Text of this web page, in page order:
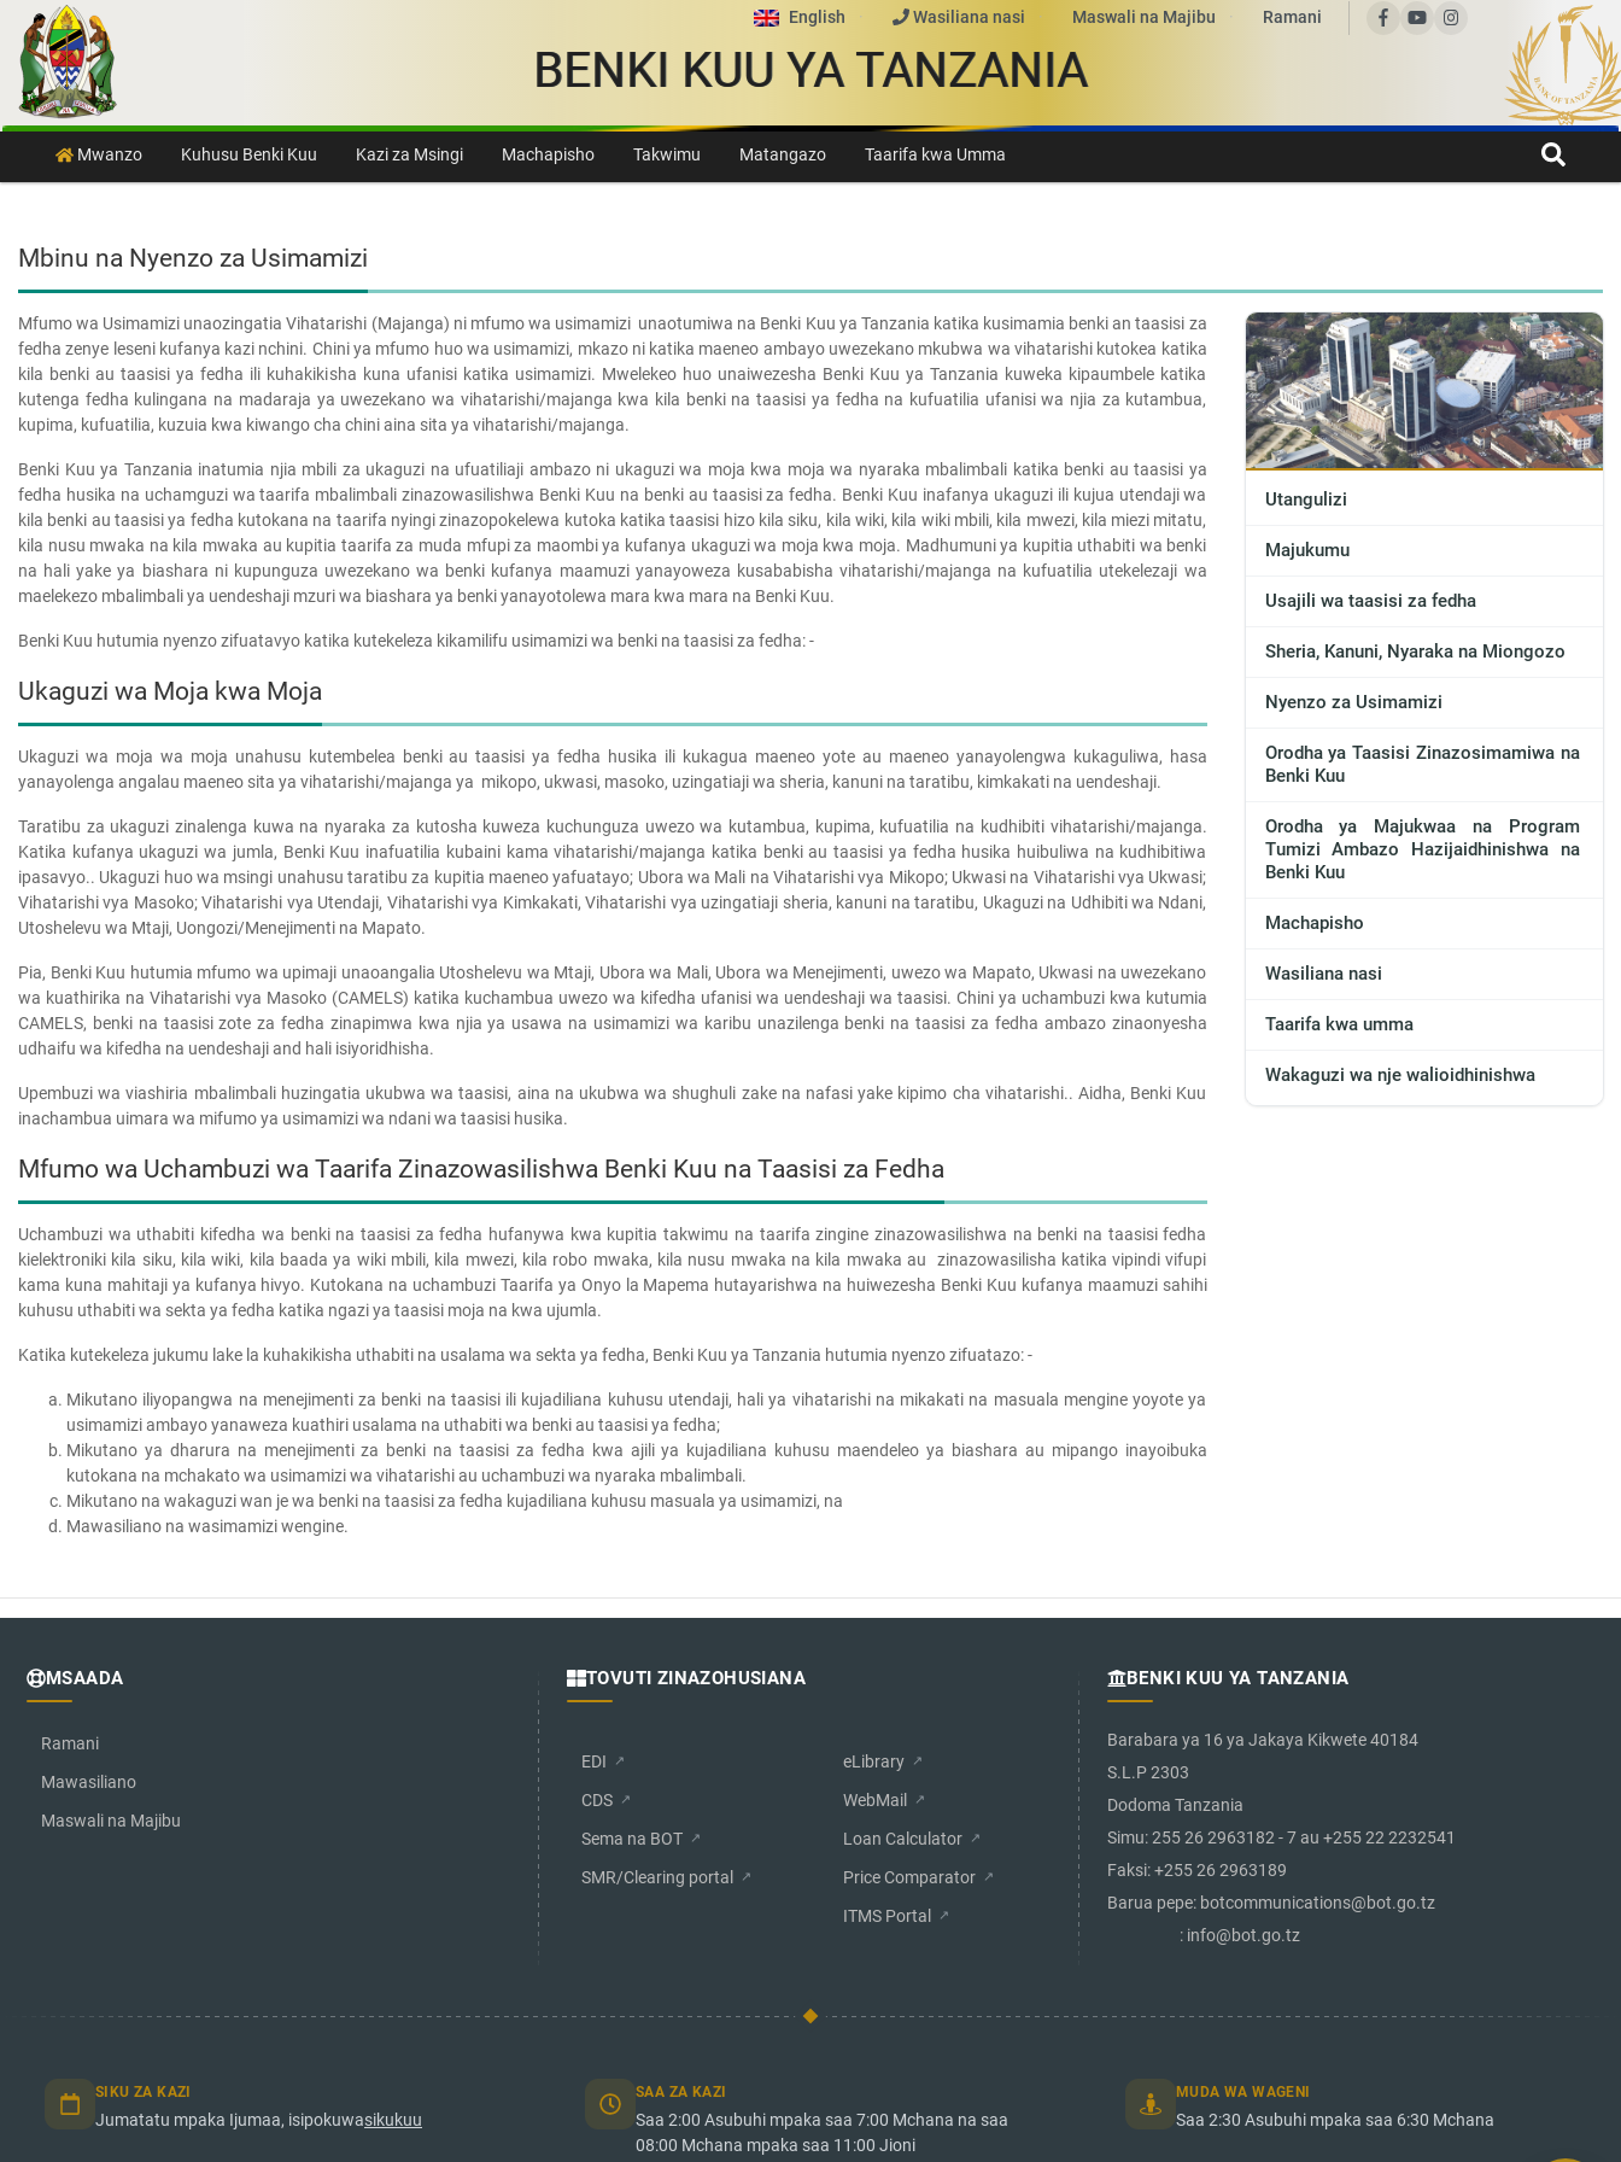
Skip to content English Wasiliana nasi Maswali na Majibu Ramani
BENKI KUU YA TANZANIA
Mwanzo Kuhusu Benki Kuu Kazi za Msingi Machapisho Takwimu Matangazo Taarifa kwa Umma
Mbinu na Nyenzo za Usimamizi
Mfumo wa Usimamizi unaozingatia Vihatarishi (Majanga) ni mfumo wa usimamizi unaotumiwa na Benki Kuu ya Tanzania katika kusimamia benki an taasisi za
fedha zenye leseni kufanya kazi nchini. Chini ya mfumo huo wa usimamizi, mkazo ni katika maeneo ambayo uwezekano mkubwa wa vihatarishi kutokea katika
kila benki au taasisi ya fedha ili kuhakikisha kuna ufanisi katika usimamizi. Mwelekeo huo unaiwezesha Benki Kuu ya Tanzania kuweka kipaumbele katika
kutenga fedha kulingana na madaraja ya uwezekano wa vihatarishi/majanga kwa kila benki na taasisi ya fedha na kufuatilia ufanisi wa njia za kutambua,
kupima, kufuatilia, kuzuia kwa kiwango cha chini aina sita ya vihatarishi/majanga.
Benki Kuu ya Tanzania inatumia njia mbili za ukaguzi na ufuatiliaji ambazo ni ukaguzi wa moja kwa moja wa nyaraka mbalimbali katika benki au taasisi ya
fedha husika na uchamguzi wa taarifa mbalimbali zinazowasilishwa Benki Kuu na benki au taasisi za fedha. Benki Kuu inafanya ukaguzi ili kujua utendaji wa
kila benki au taasisi ya fedha kutokana na taarifa nyingi zinazopokelewa kutoka katika taasisi hizo kila siku, kila wiki, kila wiki mbili, kila mwezi, kila miezi mitatu,
kila nusu mwaka na kila mwaka au kupitia taarifa za muda mfupi za maombi ya kufanya ukaguzi wa moja kwa moja. Madhumuni ya kupitia uthabiti wa benki
na hali yake ya biashara ni kupunguza uwezekano wa benki kufanya maamuzi yanayoweza kusababisha vihatarishi/majanga na kufuatilia utekelezaji wa
maelekezo mbalimbali ya uendeshaji mzuri wa biashara ya benki yanayotolewa mara kwa mara na Benki Kuu.
Benki Kuu hutumia nyenzo zifuatavyo katika kutekeleza kikamilifu usimamizi wa benki na taasisi za fedha: -
Ukaguzi wa Moja kwa Moja
Ukaguzi wa moja wa moja unahusu kutembelea benki au taasisi ya fedha husika ili kukagua maeneo yote au maeneo yanayolengwa kukaguliwa, hasa
yanayolenga angalau maeneo sita ya vihatarishi/majanga ya mikopo, ukwasi, masoko, uzingatiaji wa sheria, kanuni na taratibu, kimkakati na uendeshaji.
Taratibu za ukaguzi zinalenga kuwa na nyaraka za kutosha kuweza kuchunguza uwezo wa kutambua, kupima, kufuatilia na kudhibiti vihatarishi/majanga.
Katika kufanya ukaguzi wa jumla, Benki Kuu inafuatilia kubaini kama vihatarishi/majanga katika benki au taasisi ya fedha husika huibuliwa na kudhibitiwa
ipasavyo.. Ukaguzi huo wa msingi unahusu taratibu za kupitia maeneo yafuatayo; Ubora wa Mali na Vihatarishi vya Mikopo; Ukwasi na Vihatarishi vya Ukwasi;
Vihatarishi vya Masoko; Vihatarishi vya Utendaji, Vihatarishi vya Kimkakati, Vihatarishi vya uzingatiaji sheria, kanuni na taratibu, Ukaguzi na Udhibiti wa Ndani,
Utoshelevu wa Mtaji, Uongozi/Menejimenti na Mapato.
Pia, Benki Kuu hutumia mfumo wa upimaji unaoangalia Utoshelevu wa Mtaji, Ubora wa Mali, Ubora wa Menejimenti, uwezo wa Mapato, Ukwasi na uwezekano
wa kuathirika na Vihatarishi vya Masoko (CAMELS) katika kuchambua uwezo wa kifedha ufanisi wa uendeshaji wa taasisi. Chini ya uchambuzi kwa kutumia
CAMELS, benki na taasisi zote za fedha zinapimwa kwa njia ya usawa na usimamizi wa karibu unazilenga benki na taasisi za fedha ambazo zinaonyesha
udhaifu wa kifedha na uendeshaji and hali isiyoridhisha.
Upembuzi wa viashiria mbalimbali huzingatia ukubwa wa taasisi, aina na ukubwa wa shughuli zake na nafasi yake kipimo cha vihatarishi.. Aidha, Benki Kuu
inachambua uimara wa mifumo ya usimamizi wa ndani wa taasisi husika.
Mfumo wa Uchambuzi wa Taarifa Zinazowasilishwa Benki Kuu na Taasisi za Fedha
Uchambuzi wa uthabiti kifedha wa benki na taasisi za fedha hufanywa kwa kupitia takwimu na taarifa zingine zinazowasilishwa na benki na taasisi fedha
kielektroniki kila siku, kila wiki, kila baada ya wiki mbili, kila mwezi, kila robo mwaka, kila nusu mwaka na kila mwaka au zinazowasilisha katika vipindi vifupi
kama kuna mahitaji ya kufanya hivyo. Kutokana na uchambuzi Taarifa ya Onyo la Mapema hutayarishwa na huiwezesha Benki Kuu kufanya maamuzi sahihi
kuhusu uthabiti wa sekta ya fedha katika ngazi ya taasisi moja na kwa ujumla.
Katika kutekeleza jukumu lake la kuhakikisha uthabiti na usalama wa sekta ya fedha, Benki Kuu ya Tanzania hutumia nyenzo zifuatazo: -
Mikutano iliyopangwa na menejimenti za benki na taasisi ili kujadiliana kuhusu utendaji, hali ya vihatarishi na mikakati na masuala mengine yoyote ya
usimamizi ambayo yanaweza kuathiri usalama na uthabiti wa benki au taasisi ya fedha;
Mikutano ya dharura na menejimenti za benki na taasisi za fedha kwa ajili ya kujadiliana kuhusu maendeleo ya biashara au mipango inayoibuka
kutokana na mchakato wa usimamizi wa vihatarishi au uchambuzi wa nyaraka mbalimbali.
Mikutano na wakaguzi wan je wa benki na taasisi za fedha kujadiliana kuhusu masuala ya usimamizi, na
Mawasiliano na wasimamizi wengine.
Utangulizi
Majukumu
Usajili wa taasisi za fedha
Sheria, Kanuni, Nyaraka na Miongozo
Nyenzo za Usimamizi
Orodha ya Taasisi Zinazosimamiwa na
Benki Kuu
Orodha ya Majukwaa na Program
Tumizi Ambazo Hazijaidhinishwa na
Benki Kuu
Machapisho
Wasiliana nasi
Taarifa kwa umma
Wakaguzi wa nje walioidhinishwa
MSAADA
Ramani
Mawasiliano
Maswali na Majibu
TOVUTI ZINAZOHUSIANA
EDI
CDS
Sema na BOT
SMR/Clearing portal
eLibrary
WebMail
Loan Calculator
Price Comparator
ITMS Portal
BENKI KUU YA TANZANIA
Barabara ya 16 ya Jakaya Kikwete 40184
S.L.P 2303
Dodoma Tanzania
Simu: 255 26 2963182 - 7 au +255 22 2232541
Faksi: +255 26 2963189
Barua pepe: botcommunications@bot.go.tz
: info@bot.go.tz
SIKU ZA KAZI
Jumatatu mpaka Ijumaa, isipokuwasikukuu
SAA ZA KAZI
Saa 2:00 Asubuhi mpaka saa 7:00 Mchana na saa
08:00 Mchana mpaka saa 11:00 Jioni
MUDA WA WAGENI
Saa 2:30 Asubuhi mpaka saa 6:30 Mchana